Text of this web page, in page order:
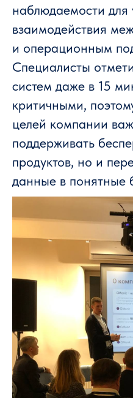
наблюдаемости для
взаимодействия
и операционным
Специалисты
систем даже в 15
критичными,
целей компании
поддерживать
продуктов, но и
данные в понятные